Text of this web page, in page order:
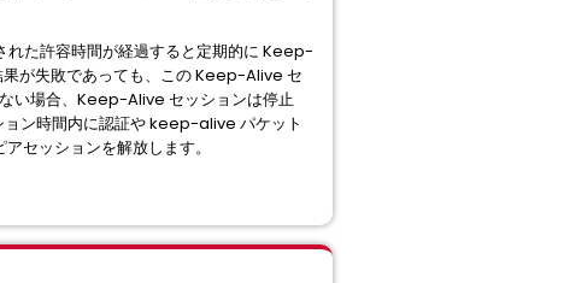
れた許容時間が経過すると定期的に Keep-
果が失敗であっても、この Keep-Alive セ
い場合、Keep-Alive セッションは停止
ョン時間内に認証や keep-alive パケット
セッションを解放します。